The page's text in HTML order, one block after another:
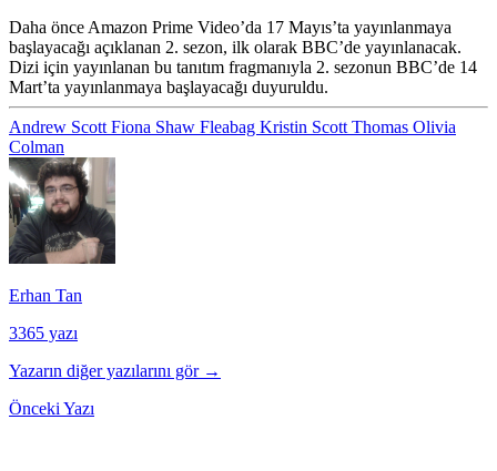
Daha önce Amazon Prime Video’da 17 Mayıs’ta yayınlanmaya
başlayacağı açıklanan 2. sezon, ilk olarak BBC’de yayınlanacak.
Dizi için yayınlanan bu tanıtım fragmanıyla 2. sezonun BBC’de 14
Mart’ta yayınlanmaya başlayacağı duyuruldu.
Andrew Scott Fiona Shaw Fleabag Kristin Scott Thomas Olivia
Colman
Erhan Tan
3365 yazı
Yazarın diğer yazılarını gör →
Önceki Yazı